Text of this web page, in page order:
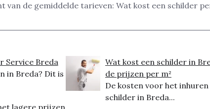
de gemiddelde tarieven: Wat kost een schilder
Service Breda
in Breda? Dit is
Wat kost een schilder in
de prijzen per m²
De kosten voor het inhuren
schilder in Breda...